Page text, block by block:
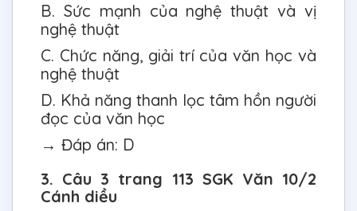
B. Sức mạnh của nghệ thuật và vị
nghệ thuật
C. Chức năng, giải trí của văn học và
nghệ thuật
D. Khả năng thanh lọc tâm hồn người
đọc của văn học
→ Đáp án: D
3. Câu 3 trang 113 SGK Văn 10/2
Cánh diều